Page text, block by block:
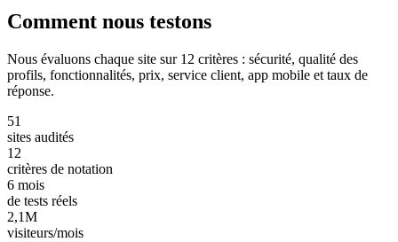
Comment nous testons
Nous évaluons chaque site sur 12 critères : sécurité, qualité des
profils, fonctionnalités, prix, service client, app mobile et taux de
réponse.
51
sites audités
12
critères de notation
6 mois
de tests réels
2,1M
visiteurs/mois